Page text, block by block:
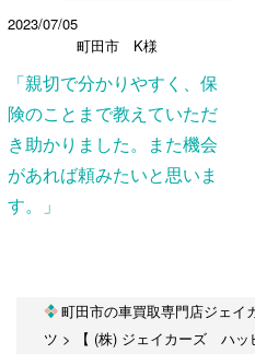
2023/07/05
町田市 K様
「親切で分かりやすく、保
険のことまで教えていただ
き助かりました。また機会
があれば頼みたいと思いま
す。」
町田市の車買取専門店ジェイ
ツ >
【 (株) ジェイカーズ ハ